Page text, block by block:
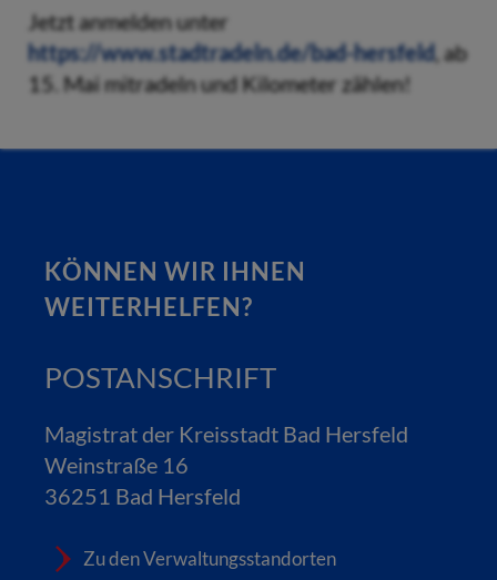
Jetzt anmelden unter
https://www.stadtradeln.de/bad-hersfeld, ab
15. Mai mitradeln und Kilometer zählen!
KÖNNEN WIR IHNEN
WEITERHELFEN?
POSTANSCHRIFT
Magistrat der Kreisstadt Bad Hersfeld
Weinstraße 16
36251 Bad Hersfeld
Zu den Verwaltungsstandorten